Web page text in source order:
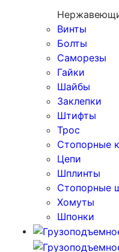
Винты
Болты
Саморезы
Гайки
Шайбы
Заклепки
Штифты
Трос
Стопорные
Цепи
Шплинты
Стопорные
Хомуты
Шпонки